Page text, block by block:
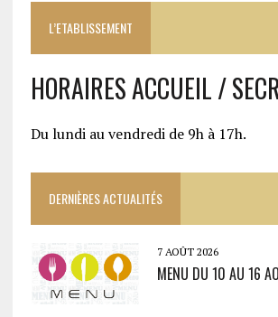
L’ETABLISSEMENT
HORAIRES ACCUEIL /
Du lundi au vendredi de 9h à 17h.
DERNIÈRES ACTUALITÉS
7 AOÛT 2026
MENU DU 10 AU 16